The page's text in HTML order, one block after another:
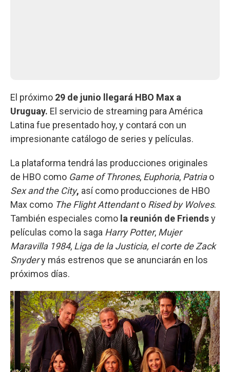
El próximo 29 de junio llegará HBO Max a
Uruguay. El servicio de streaming para América
Latina fue presentado hoy, y contará con un
impresionante catálogo de series y películas.
La plataforma tendrá las producciones originales
de HBO como Game of Thrones, Euphoria, Patriao
Sex and the City, así como producciones de HBO
Max como The Flight Attendanto Rised by Wolves.
También especiales como la reunión de Friendsy
películas como la saga Harry Potter, Mujer
Maravilla 1984, Liga de la Justicia, el corte de Zack
Snydery más estrenos que se anunciarán en los
próximos días.